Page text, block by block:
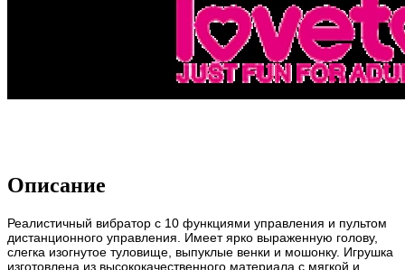
Описание
Реалистичный вибратор с 10 функциями управления и пультом
дистанционного управления. Имеет ярко выраженную голову,
слегка изогнутое туловище, выпуклые венки и мошонку. Игрушка
изготовлена из высококачественного материала с мягкой и